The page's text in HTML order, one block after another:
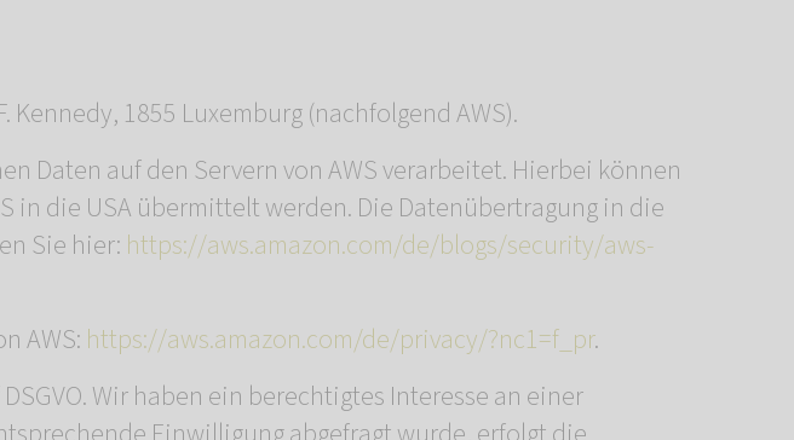
Kennedy, 1855 Luxemburg (nachfolgend AWS).
Daten auf den Servern von AWS verarbeitet. Hierbei können
in die USA übermittelt werden. Die Datenübertragung in die
Sie hier: https://aws.amazon.com/de/blogs/security/aws-
AWS: https://aws.amazon.com/de/privacy/?nc1=f_pr.
Wir haben ein berechtigtes Interesse an einer